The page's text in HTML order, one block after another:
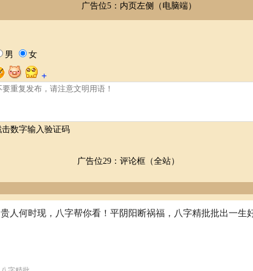
广告位5：内页左侧（电脑端）
广告位29：评论框（全站）
贵人何时现，八字帮你看！平阴阳断祸福，八字精批批出一生